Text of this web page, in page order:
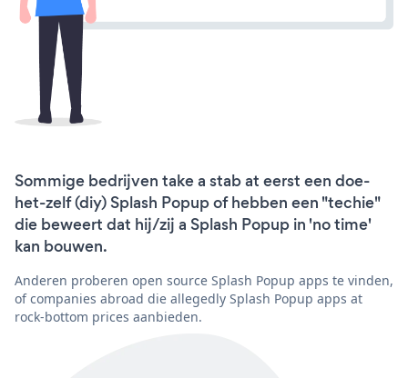
Sommige bedrijven take a stab at eerst een doe-
het-zelf (diy) Splash Popup of hebben een "techie"
die beweert dat hij/zij a Splash Popup in 'no time'
kan bouwen.
Anderen proberen open source Splash Popup apps te vinden,
of companies abroad die allegedly Splash Popup apps at
rock-bottom prices aanbieden.